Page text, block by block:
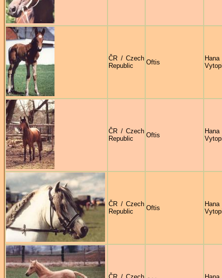
ČR / Czech
Republic
Oftis
Hana
ČR / Czech
Republic
Oftis
Hana
ČR / Czech
Republic
Oftis
Hana